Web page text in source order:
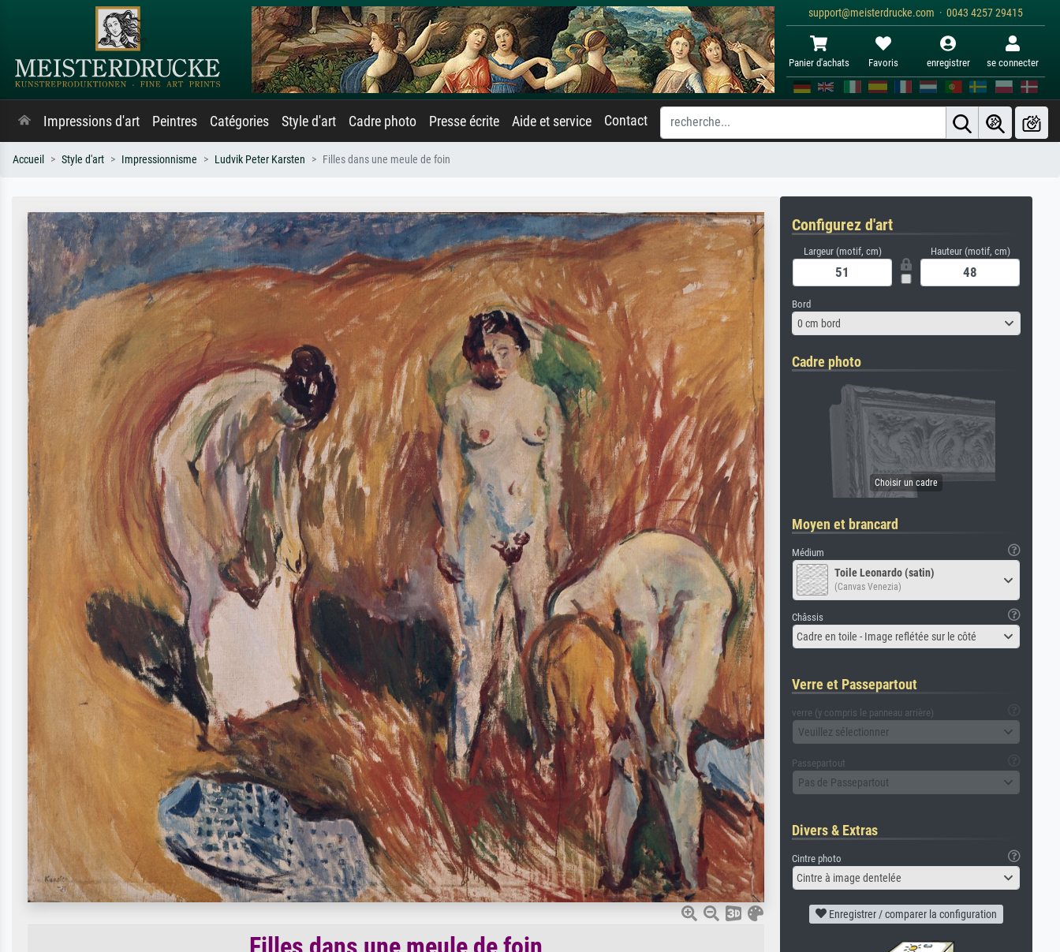
support@meisterdrucke.com · 0043 4257 29415
Panier d'achats Favoris enregistrer se connecter
Impressions d'art Peintres Catégories Style d'art Cadre photo Presse écrite Aide et service Contact
Accueil Style d'art Impressionnisme Ludvik Peter Karsten Filles dans une meule de foin
Configurez d'art
Largeur (motif, cm) Hauteur (motif, cm)
Bord
0 cm bord
Cadre photo
Moyen et brancard
Médium
Toile Leonardo (satin)
(Canvas Venezia)
Châssis
Cadre en toile - Image reflétée sur le côté
Verre et Passepartout
verre (y compris le panneau arrière)
Veuillez sélectionner
Passepartout
Pas de Passepartout
Divers & Extras
Cintre photo
Cintre à image dentelée
Enregistrer / comparer la configuration